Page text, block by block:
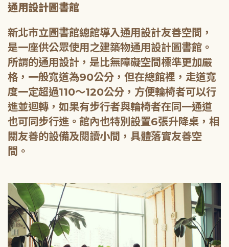
通用設計圖書館
新北市立圖書館總館導入通用設計友善空間，
是一座供公眾使用之建築物通用設計圖書館。
所謂的通用設計，是比無障礙空間標準更加嚴
格，一般寬道為90公分，但在總館裡，走道寬
度一定超過110～120公分，方便輪椅者可以行
進並迴轉，如果有步行者與輪椅者在同一通道
也可同步行進。館內也特別設置6張升降桌，相
關友善的設備及閱讀小間，具體落實友善空
間。